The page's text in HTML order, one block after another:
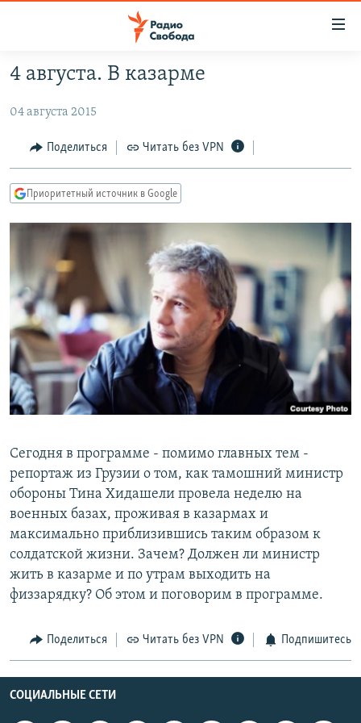
упрощенного
Вернуться
содержанию
Вернутся
главной
навигации
Вернутся
поиску
ПРОГРАММЫ
ПОДКАСТЫ
АВТОРСКИЕ ПРОЕКТЫ
ЦИТАТЫ СВОБОДЫ
МНЕНИЯ
КУЛЬТУРА
IDEL.РЕАЛИИ
КАВКАЗ.РЕАЛИИ
СЕВЕР.РЕАЛИИ
СИБИРЬ.РЕАЛИИ
РАСПИСАНИЕ ВЕЩАНИЯ
ПОДПИШИТЕСЬ НА РАССЫЛКУ
СОЦИАЛЬНЫЕ СЕТИ
Все сайты РСЕ/РС
4 августа. В казарме
04 августа 2015
Поделиться Читать без VPN
Приоритетный источник в Google
Сегодня в программе - помимо главных тем -
репортаж из Грузии о том, как тамошний министр
обороны Тина Хидашели провела неделю на
военных базах, проживая в казармах и
максимально приблизившись таким образом к
солдатской жизни. Зачем? Должен ли министр
жить в казарме и по утрам выходить на
физзарядку? Об этом и поговорим в программе.
Поделиться Читать без VPN Подпишитесь
СОЦИАЛЬНЫЕ СЕТИ